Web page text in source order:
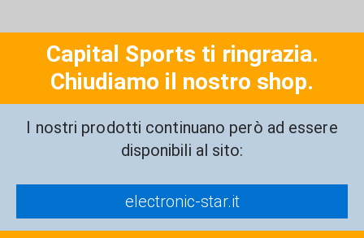
Capital Sports ti ringrazia.
Chiudiamo il nostro shop.
I nostri prodotti continuano però ad essere
disponibili al sito:
electronic-star.it